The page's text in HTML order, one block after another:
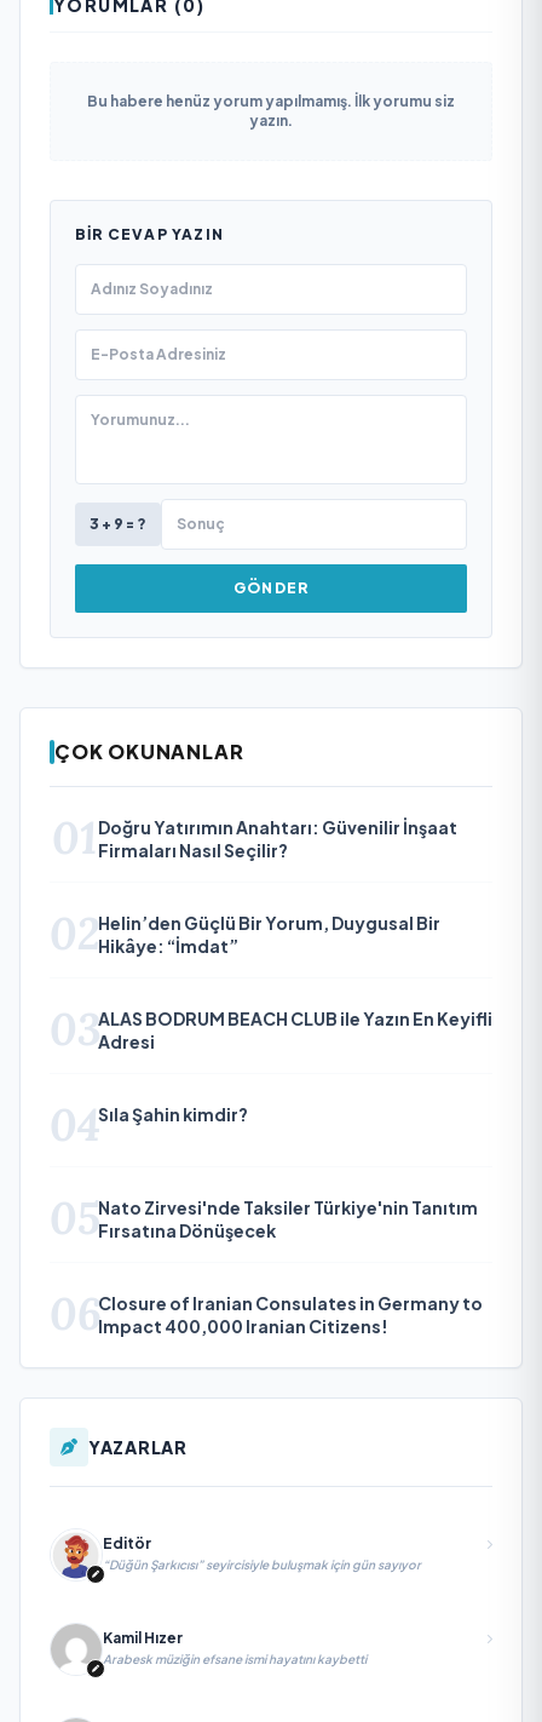
YORUMLAR (0)
Bu habere henüz yorum yapılmamış. İlk yorumu siz
yazın.
BIR CEVAP YAZIN
3 + 9 = ?
GÖNDER
ÇOK OKUNANLAR
01 Doğru Yatırımın Anahtarı: Güvenilir İnşaat
Firmaları Nasıl Seçilir?
02Helin’den Güçlü Bir Yorum, Duygusal Bir
Hikâye: “İmdat”
03ALAS BODRUM BEACH CLUB ile Yazın En Keyifli
Adresi
04Sıla Şahin kimdir?
05Nato Zirvesi'nde Taksiler Türkiye'nin Tanıtım
Fırsatına Dönüşecek
06Closure of Iranian Consulates in Germany to
Impact 400,000 Iranian Citizens!
YAZARLAR
Editör
“Düğün Şarkıcısı” seyircisiyle buluşmak için gün sayıyor
Kamil Hızer
Arabesk müziğin efsane ismi hayatını kaybetti